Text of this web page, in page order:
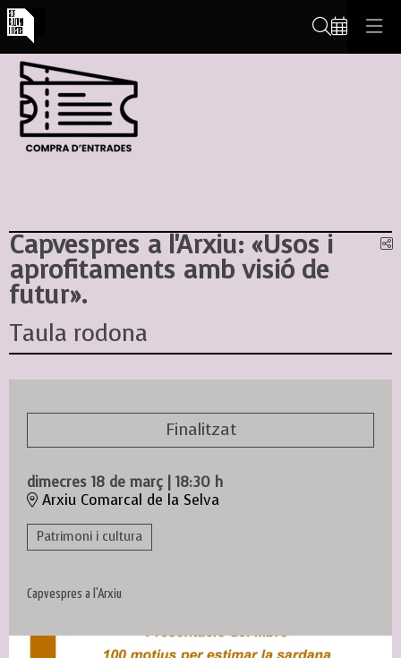
Capvespres a l'Arxiu: «Usos i
aprofitaments amb visió de
futur».
Taula rodona
Finalitzat
dimecres 18 de març | 18:30 h
Arxiu Comarcal de la Selva
Patrimoni i cultura
Capvespres a l'Arxiu